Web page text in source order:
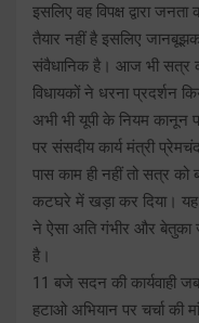
इसलिए वह विपक्ष द्वारा
तैयार नहीं है इसलिए
संवैधानिक है। आज भी सत्र
विधायकों ने धरना प्रदर्शन
अभी भी यूपी के नियम कानून
पर संसदीय कार्य मंत्री
पास काम ही नहीं तो सत्र
कटघरे में खड़ा कर दिया। यह
ने ऐसा अति गंभीर और बेतुका
है।
11 बजे सदन की कार्यवाही
हटाओ अभियान पर चर्चा की